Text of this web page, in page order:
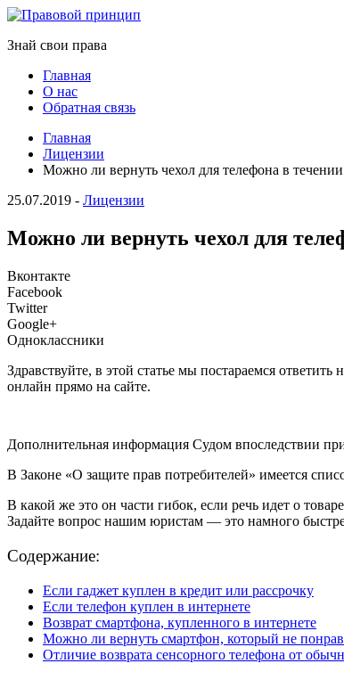
Знай свои права
Главная
О нас
Обратная связь
Главная
Лицензии
Можно ли вернуть чехол для телефона в
25.07.2019 - Лицензии
Можно ли вернуть чехол для
Вконтакте
Facebook
Twitter
Google+
Одноклассники
Здравствуйте, в этой статье мы постараемся
онлайн прямо на сайте.
Дополнительная информация Судом впоследствии
В Законе «О защите прав потребителей» имеется
В какой же это он части гибок, если речь идет о
Задайте вопрос нашим юристам — это намного
Содержание:
Если гаджет куплен в кредит или рассрочку
Если телефон куплен в интернете
Возврат смартфона, купленного в интернете
Можно ли вернуть смартфон, который не
Отличие возврата сенсорного телефона от